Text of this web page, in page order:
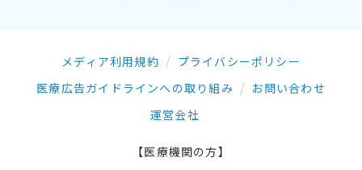
メディア利用規約
プライバシーポリシー
医療広告ガイドラインへの取り組み
お問い合わせ
運営会社
【医療機関の方】